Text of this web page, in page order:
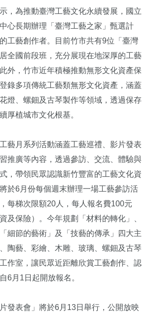
，為推動臺灣工藝文化永續發展，國立
心長期辦理「臺灣工藝之家」甄選計
工藝創作者。目前竹市共有9位「臺灣
全國前段班，充分展現在地深厚的工藝
外，竹市近年積極推動無形文化資產保
錄多項傳統工藝類無形文化資產，涵蓋
燈、螺鈿及古琴製作等領域，透過保存
厚植城市文化根基。
藝月系列活動涵蓋工藝巡禮、影片發表
推廣等內容，透過參訪、交流、體驗與
，帶領民眾認識新竹豐富的工藝文化資
於6月份每個週末辦理一場工藝參訪活
每梯次限額20人，每人報名費100元
及保險）。今年規劃「材料的轉化」、
細節的藝術」及「技藝的傳承」四大主
陶藝、彩繪、木雕、玻璃、螺鈿及古琴
作室，讓民眾近距離欣賞工藝創作、認
6月1日起開放報名。
發表會」將於6月13日舉行，公開放映